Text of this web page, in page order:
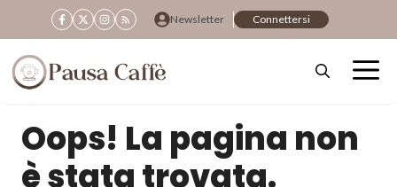
al
contenuto
Newsletter Connettersi
Oops! La pagina non
è stata trovata.